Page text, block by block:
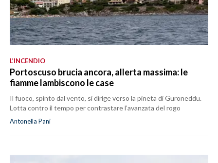
L’INCENDIO
Portoscuso brucia ancora, allerta massima: le
fiamme lambiscono le case
Il fuoco, spinto dal vento, si dirige verso la pineta di Guroneddu.
Lotta contro il tempo per contrastare l’avanzata del rogo
Antonella Pani